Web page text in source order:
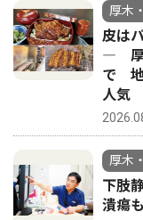
厚木
皮は
― 厚
で 地
人気
厚木
下肢
潰瘍